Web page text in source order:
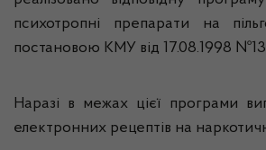
психотропні препарати на
постановою КМУ від 17.08.1998
Наразі в межах цієї програми
електронних рецептів на